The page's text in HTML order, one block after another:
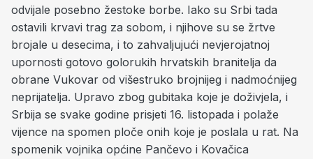
odvijale posebno žestoke borbe. Iako su Srbi tada
ostavili krvavi trag za sobom, i njihove su se žrtve
brojale u desecima, i to zahvaljujući nevjerojatnoj
upornosti gotovo golorukih hrvatskih branitelja da
obrane Vukovar od višestruko brojnijeg i nadmoćnijeg
neprijatelja. Upravo zbog gubitaka koje je doživjela, i
Srbija se svake godine prisjeti 16. listopada i polaže
vijence na spomen ploče onih koje je poslala u rat. Na
spomenik vojnika općine Pančevo i Kovačica